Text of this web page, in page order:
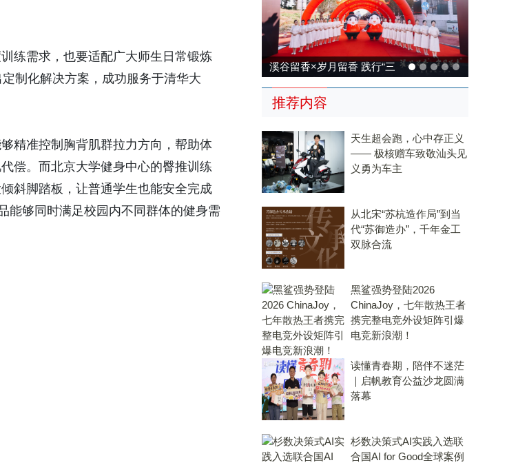
练需求，也要适配广大师生日常锻炼
制化解决方案，成功服务于清华大
精准控制胸背肌群拉力方向，帮助体
偿。而北京大学健身中心的臀推训练
斜脚踏板，让普通学生也能安全完成
能够同时满足校园内不同群体的健身需
溪谷留香×岁月留香 践行“三
茶统筹”，传承传统，科技兴
溪谷留香×岁月留香 践行“三
茶统筹”，传承传统，科技兴
推荐内容
天生超会跑，心中存正义
—— 极核赠车致敬汕头见
义勇为车主
从北宋“苏杭造作局”到当
代“苏御造办”，千年金工
双脉合流
黑鲨强势登陆2026
ChinaJoy，七年散热王者
携完整电竞外设矩阵引爆
电竞新浪潮！
读懂青春期，陪伴不迷茫
｜启帆教育公益沙龙圆满
落幕
杉数决策式AI实践入选联
合国AI for Good全球案例